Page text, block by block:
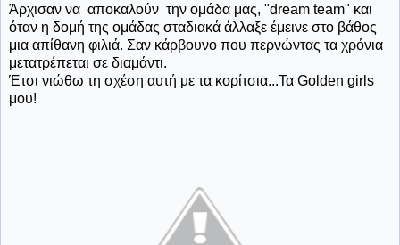
Άρχισαν να αποκαλούν την ομάδα μας, "dream team" και
όταν η δομή της ομάδας σταδιακά άλλαξε έμεινε στο βάθος
μια απίθανη φιλιά. Σαν κάρβουνο που περνώντας τα χρόνια
μετατρέπεται σε διαμάντι.
Έτσι νιώθω τη σχέση αυτή με τα κορίτσια...Τα Golden girls
μου!